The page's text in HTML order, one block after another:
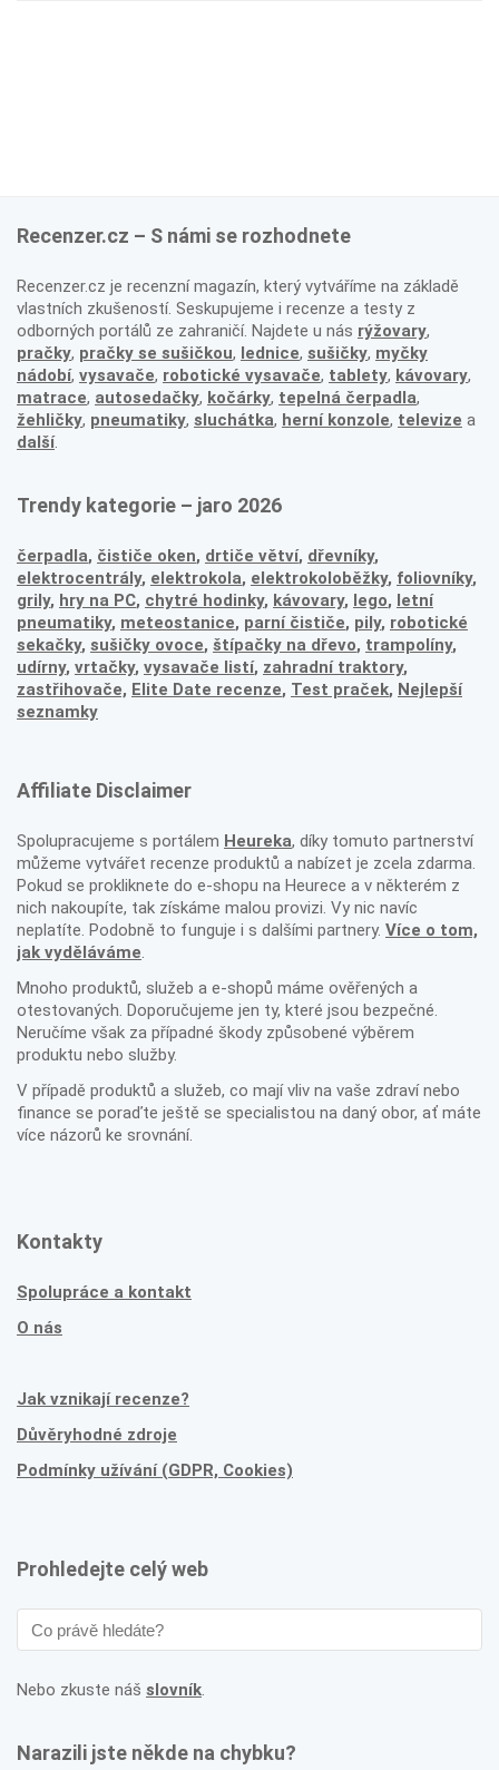
Recenzer.cz – S námi se rozhodnete
Recenzer.cz je recenzní magazín, který vytváříme na základě
vlastních zkušeností. Seskupujeme i recenze a testy z
odborných portálů ze zahraničí. Najdete u nás rýžovary,
pračky, pračky se sušičkou, lednice, sušičky, myčky
nádobí, vysavače, robotické vysavače, tablety, kávovary,
matrace, autosedačky, kočárky, tepelná čerpadla,
žehličky, pneumatiky, sluchátka, herní konzole, televize a
další.
Trendy kategorie – jaro 2026
čerpadla, čističe oken, drtiče větví, dřevníky,
elektrocentrály, elektrokola, elektrokoloběžky, foliovníky,
grily, hry na PC, chytré hodinky, kávovary, lego, letní
pneumatiky, meteostanice, parní čističe, pily, robotické
sekačky, sušičky ovoce, štípačky na dřevo, trampolíny,
udírny, vrtačky, vysavače listí, zahradní traktory,
zastřihovače, Elite Date recenze, Test praček, Nejlepší
seznamky
Affiliate Disclaimer
Spolupracujeme s portálem Heureka, díky tomuto partnerství
můžeme vytvářet recenze produktů a nabízet je zcela zdarma.
Pokud se prokliknete do e-shopu na Heurece a v některém z
nich nakoupíte, tak získáme malou provizi. Vy nic navíc
neplatíte. Podobně to funguje i s dalšími partnery. Více o tom,
jak vyděláváme.
Mnoho produktů, služeb a e-shopů máme ověřených a
otestovaných. Doporučujeme jen ty, které jsou bezpečné.
Neručíme však za případné škody způsobené výběrem
produktu nebo služby.
V případě produktů a služeb, co mají vliv na vaše zdraví nebo
finance se poraďte ještě se specialistou na daný obor, ať máte
více názorů ke srovnání.
Kontakty
Spolupráce a kontakt
O nás
Jak vznikají recenze?
Důvěryhodné zdroje
Podmínky užívání (GDPR, Cookies)
Prohledejte celý web
Nebo zkuste náš slovník.
Narazili jste někde na chybku?